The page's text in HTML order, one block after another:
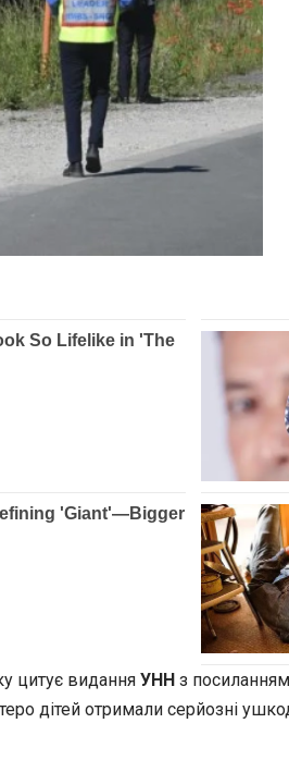
цитує видання УНН з
дітей отримали серйозні